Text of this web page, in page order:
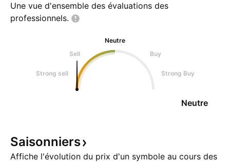
Une vue d'ensemble des évaluations des
professionnels.
Neutre
Sell
Buy
Strong sell Strong Buy
Neutre
Saisonniers
Affiche l'évolution du prix d'un symbole au cours des